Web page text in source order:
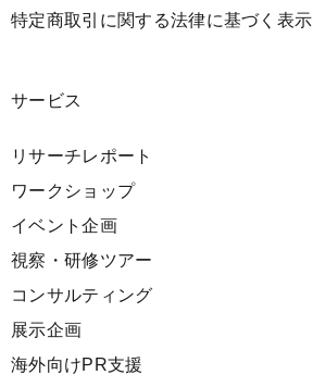
特定商取引に関する法律に基づく表示
サービス
リサーチレポート
ワークショップ
イベント企画
視察・研修ツアー
コンサルティング
展示企画
海外向けPR支援